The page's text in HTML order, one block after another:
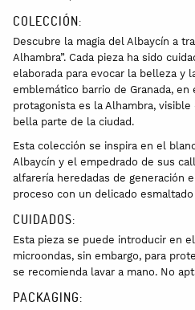
COLECCIÓN:
Descubre la magia del Albaycín a
Alhambra”. Cada pieza ha sido
elaborada para evocar la belleza y
emblemático barrio de Granada, en
protagonista es la Alhambra,
bella parte de la ciudad.
Esta colección se inspira en el
Albaycín y el empedrado de sus
alfarería heredadas de generación
proceso con un delicado
CUIDADOS:
Esta pieza se puede introducir en
microondas, sin embargo, para
se recomienda lavar a mano. No
PACKAGING: